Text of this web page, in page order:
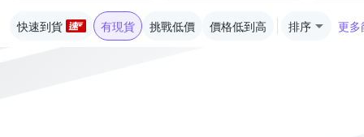
快速到貨 有現貨 挑戰低價 價格低到高 排序 更多